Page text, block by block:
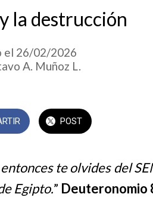
la destrucción
el 26/02/2026
A. Muñoz L.
POST
te olvides del
Egipto.” ‭‭ Deuteronomio‬